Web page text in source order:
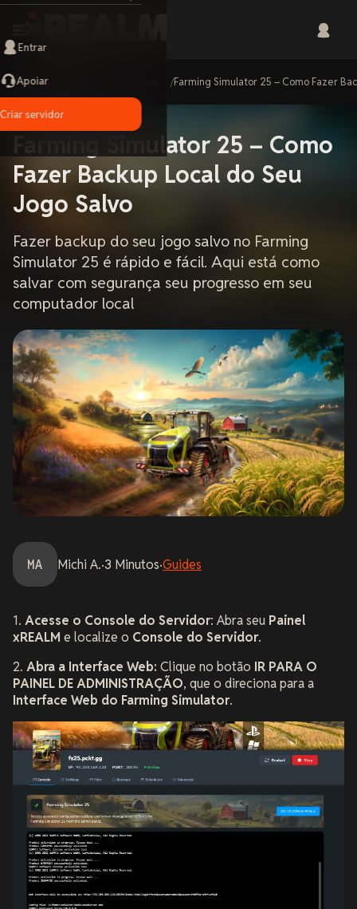
Entrar
Apoiar
Criar servidor
Farming Simulator 25 – Como Fazer
Farming Simulator 25 – Como
Fazer Backup Local do Seu
Jogo Salvo
Fazer backup do seu jogo salvo no Farming
Simulator 25 é rápido e fácil. Aqui está como
salvar com segurança seu progresso em seu
computador local
MA Michi A.·3 Minutos·Guides
1. Acesse o Console do Servidor: Abra seu Painel
xREALM e localize o Console do Servidor.
2. Abra a Interface Web: Clique no botão IR PARA O
PAINEL DE ADMINISTRAÇÃO, que o direciona para a
Interface Web do Farming Simulator.